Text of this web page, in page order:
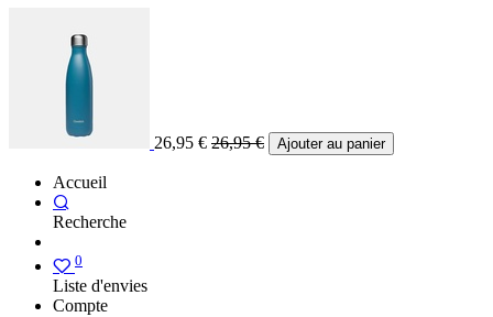
26,95 € 26,95€ Ajouter au panier
Accueil
Recherche
0
Liste d'envies
Compte